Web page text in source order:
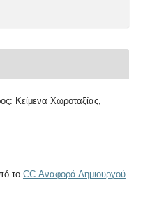
Κείμενα Χωροταξίας,
το CC Αναφορά Δημιουργού